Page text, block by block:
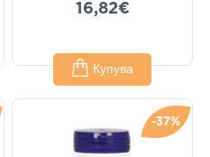
16,82€
Купува
-37%